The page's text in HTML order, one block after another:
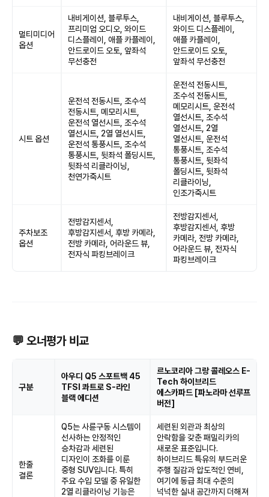
멀티미디어
옵션
내비게이션, 블루투스,
프리미엄 오디오, 와이드
디스플레이, 애플 카플레이,
안드로이드 오토, 앞좌석
무선충전
내비게이션, 블루투스,
와이드 디스플레이,
애플 카플레이,
안드로이드 오토,
앞좌석 무선충전
시트 옵션
운전석 전동시트, 조수석
전동시트, 메모리시트,
운전석 열선시트, 조수석
열선시트, 2열 열선시트,
운전석 통풍시트, 조수석
통풍시트, 뒷좌석 폴딩시트,
뒷좌석 리클라이닝,
천연가죽시트
운전석 전동시트,
조수석 전동시트,
메모리시트, 운전석
열선시트, 조수석
열선시트, 2열
열선시트, 운전석
통풍시트, 조수석
통풍시트, 뒷좌석
폴딩시트, 뒷좌석
리클라이닝,
인조가죽시트
주차보조
옵션
전방감지센서,
후방감지센서, 후방 카메라,
전방 카메라, 어라운드 뷰,
전자식 파킹브레이크
전방감지센서,
후방감지센서, 후방
카메라, 전방 카메라,
어라운드 뷰, 전자식
파킹브레이크
💬 오너평가 비교
구분
아우디 Q5 스포트백 45
TFSI 콰트로 S-라인
블랙 에디션
르노코리아 그랑 콜레오스 E-
Tech 하이브리드
에스카파드 [파노라마 선루프
버전]
한줄
결론
Q5는 사륜구동 시스템이
선사하는 안정적인
승차감과 세련된
디자인이 조화를 이룬
중형 SUV입니다. 특히
주요 수입 모델 중 유일한
2열 리클라이닝 기능은
세련된 외관과 최상의
안락함을 갖춘 패밀리카의
새로운 표준입니다.
하이브리드 특유의 부드러운
주행 질감과 압도적인 연비,
여기에 동급 최대 수준의
넉넉한 실내 공간까지 더해져